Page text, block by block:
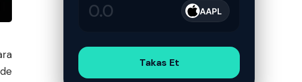
AAPL
Takas Et